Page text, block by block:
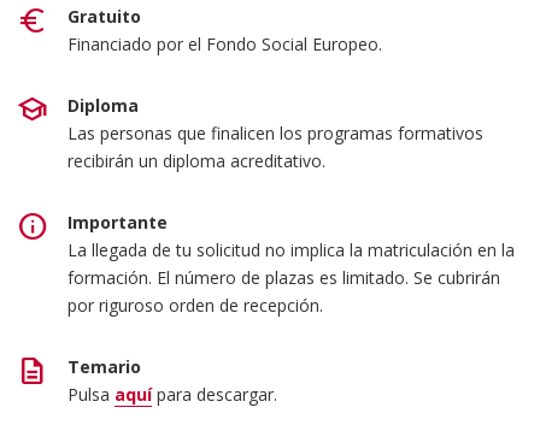
euro
Gratuito
Financiado por el Fondo Social Europeo.
school
Diploma
Las personas que finalicen los programas formativos
recibirán un diploma acreditativo.
info
Importante
La llegada de tu solicitud no implica la matriculación en la
formación. El número de plazas es limitado. Se cubrirán
por riguroso orden de recepción.
description
Temario
Pulsa aquípara descargar.